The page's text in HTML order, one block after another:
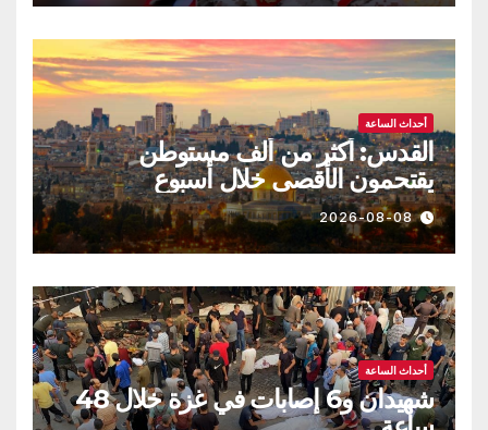
أحداث الساعة
القدس: أكثر من ألف مستوطن
يقتحمون الأقصى خلال أسبوع
2026-08-08
أحداث الساعة
شهيدان و6 إصابات في غزة خلال 48